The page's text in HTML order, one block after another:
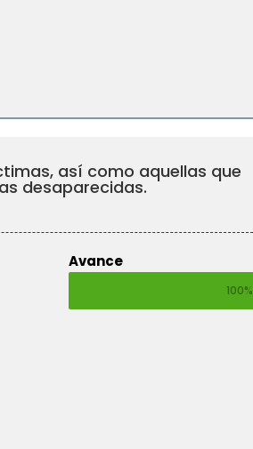
así como aquellas que
desaparecidas.
Avance
100%